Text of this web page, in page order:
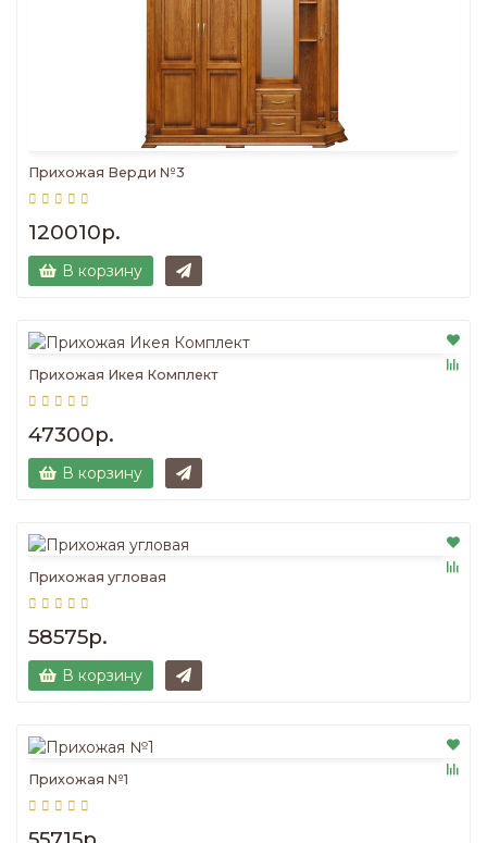
Прихожая Верди №3
120010р.
В корзину
Прихожая Икея Комплект
47300р.
В корзину
Прихожая угловая
58575р.
В корзину
Прихожая №1